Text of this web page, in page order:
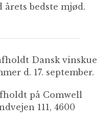
årets bedste mjød.
Dansk vinskue
d. 17. september.
på Comwell
111, 4600